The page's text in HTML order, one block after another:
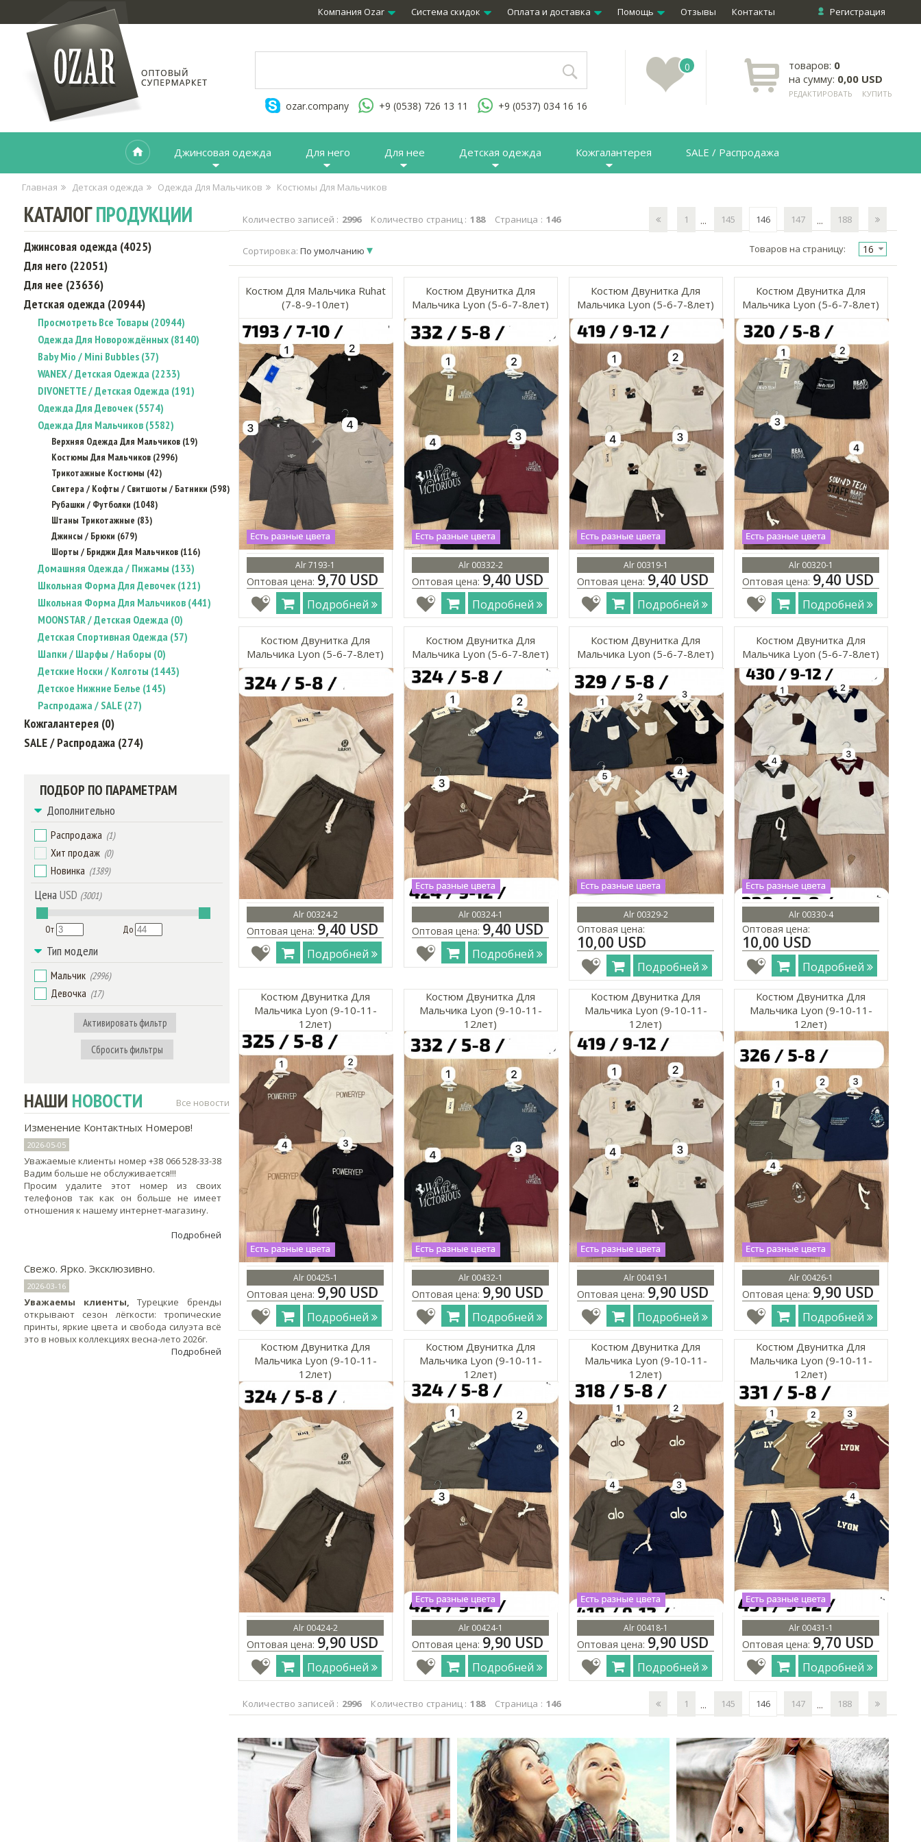
Регистрация
Компания Ozar Система скидок Оплата и доставка Помощь Отзывы Контакты
ozar.company +9 (0538) 726 13 11 +9 (0537) 034 16 16
0 товаров: 0
на сумму: 0,00 USD
РЕДАКТИРОВАТЬ КУПИТЬ
Джинсовая одежда Для него Для нее Детская одежда Кожгалантерея SALE / Распродажа
Главная Детская одежда Одежда Для Мальчиков Костюмы Для Мальчиков
КАТАЛОГПРОДУКЦИИ
Джинсовая одежда (4025)
Для него (22051)
Для нее (23636)
Детская одежда (20944)
Просмотреть Все Товары (20944)
Одежда Для Новорождённых (8140)
Baby Mio / Mini Bubbles (37)
WANEX / Детская Одежда (2233)
DIVONETTE / Детская Одежда (191)
Одежда Для Девочек (5574)
Одежда Для Мальчиков (5582)
Верхняя Одежда Для Мальчиков (19)
Костюмы Для Мальчиков (2996)
Трикотажные Костюмы (42)
Свитера / Кофты / Свитшоты / Батники (598)
Рубашки / Футболки (1048)
Штаны Трикотажные (83)
Джинсы / Брюки (679)
Шорты / Бриджи Для Мальчиков (116)
Домашняя Одежда / Пижамы (133)
Школьная Форма Для Девочек (121)
Школьная Форма Для Мальчиков (441)
MOONSTAR / Детская Одежда (0)
Детская Спортивная Одежда (57)
Шапки / Шарфы / Наборы (0)
Детские Носки / Колготы (1443)
Детское Нижние Белье (145)
Распродажа / SALE (27)
Кожгалантерея (0)
SALE / Распродажа (274)
ПОДБОР ПО ПАРАМЕТРАМ
Дополнительно
Распродажа (1)
Хит продаж (0)
Новинка (1389)
ЦенаUSD (3001)
От До
Тип модели
Мальчик (2996)
Девочка (17)
Активировать фильтр
Сбросить фильтры
НАШИ НОВОСТИ Все новости
Изменение Контактных Номеров!
2026-05-05
Уважаемые клиенты номер +38 066 528-33-38
Вадим больше не обслуживается!!!
Просим удалите этот номер из своих
телефонов так как он больше не имеет
отношения к нашему интернет-магазину.
Подробней
Свежо. Ярко. Эксклюзивно.
2026-03-16
Уважаемы клиенты,Турецкие бренды
открывают сезон лёгкости: тропические
принты, яркие цвета и свобода силуэта всё
это в новых коллекциях весна-лето 2026г.
Подробней
Количество записей : 2996 Количество страниц : 188 Страница : 146 1 ... 145 146 147 ... 188
Сортировка: По умолчанию Товаров на страницу: 16
Костюм Для Мальчика Ruhat
(7-8-9-10лет)
Alr 7193-1
Оптовая цена: 9,70 USD
Подробней
Костюм Двунитка Для
Мальчика Lyon (5-6-7-8лет)
Alr 00332-2
Оптовая цена: 9,40 USD
Подробней
Костюм Двунитка Для
Мальчика Lyon (5-6-7-8лет)
Alr 00319-1
Оптовая цена: 9,40 USD
Подробней
Костюм Двунитка Для
Мальчика Lyon (5-6-7-8лет)
Alr 00320-1
Оптовая цена: 9,40 USD
Подробней
Костюм Двунитка Для
Мальчика Lyon (5-6-7-8лет)
Alr 00324-2
Оптовая цена: 9,40 USD
Подробней
Костюм Двунитка Для
Мальчика Lyon (5-6-7-8лет)
Alr 00324-1
Оптовая цена: 9,40 USD
Подробней
Костюм Двунитка Для
Мальчика Lyon (5-6-7-8лет)
Alr 00329-2
Оптовая цена:
10,00 USD
Подробней
Костюм Двунитка Для
Мальчика Lyon (5-6-7-8лет)
Alr 00330-4
Оптовая цена:
10,00 USD
Подробней
Костюм Двунитка Для
Мальчика Lyon (9-10-11-
12лет)
Alr 00425-1
Оптовая цена: 9,90 USD
Подробней
Костюм Двунитка Для
Мальчика Lyon (9-10-11-
12лет)
Alr 00432-1
Оптовая цена: 9,90 USD
Подробней
Костюм Двунитка Для
Мальчика Lyon (9-10-11-
12лет)
Alr 00419-1
Оптовая цена: 9,90 USD
Подробней
Костюм Двунитка Для
Мальчика Lyon (9-10-11-
12лет)
Alr 00426-1
Оптовая цена: 9,90 USD
Подробней
Костюм Двунитка Для
Мальчика Lyon (9-10-11-
12лет)
Alr 00424-2
Оптовая цена: 9,90 USD
Подробней
Костюм Двунитка Для
Мальчика Lyon (9-10-11-
12лет)
Alr 00424-1
Оптовая цена: 9,90 USD
Подробней
Костюм Двунитка Для
Мальчика Lyon (9-10-11-
12лет)
Alr 00418-1
Оптовая цена: 9,90 USD
Подробней
Костюм Двунитка Для
Мальчика Lyon (9-10-11-
12лет)
Alr 00431-1
Оптовая цена: 9,70 USD
Подробней
Количество записей : 2996 Количество страниц : 188 Страница : 146 1 ... 145 146 147 ... 188